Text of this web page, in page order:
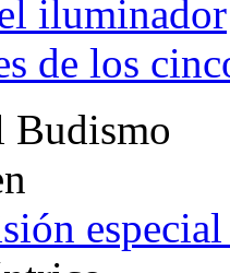
iluminador
de los
Budismo